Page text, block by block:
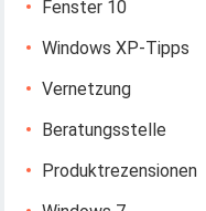
Fenster 10
Windows XP-Tipps
Vernetzung
Beratungsstelle
Produktrezensionen